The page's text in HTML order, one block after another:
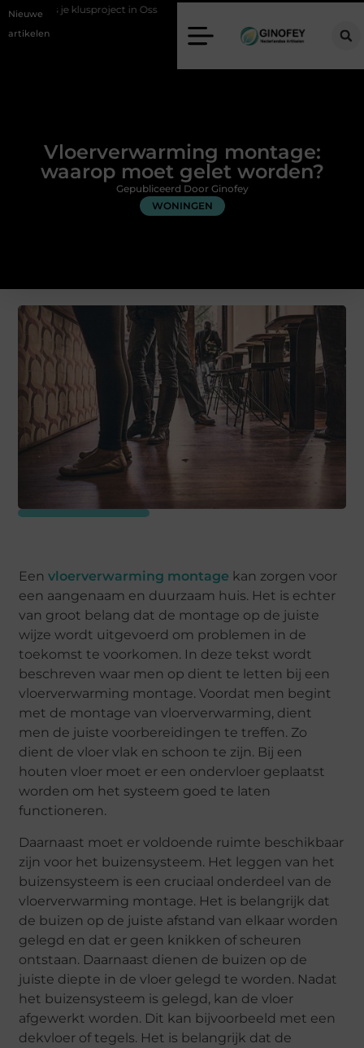
Nieuwe
artikelen
je klusproject in Oss Ruimte winnen in de slaapkamer met een
Vloerverwarming montage:
waarop moet gelet worden?
WONINGEN
Gepubliceerd Door Ginofey
Eenvloerverwarming montage kan zorgen voor
een aangenaam en duurzaam huis. Het is echter
van groot belang dat de montage op de juiste
wijze wordt uitgevoerd om problemen in de
toekomst te voorkomen. In deze tekst wordt
beschreven waar men op dient te letten bij een
vloerverwarming montage. Voordat men begint
met de montage van vloerverwarming, dient
men de juiste voorbereidingen te treffen. Zo
dient de vloer vlak en schoon te zijn. Bij een
houten vloer moet er een ondervloer geplaatst
worden om het systeem goed te laten
functioneren.
Daarnaast moet er voldoende ruimte beschikbaar
zijn voor het buizensysteem. Het leggen van het
buizensysteem is een cruciaal onderdeel van de
vloerverwarming montage. Het is belangrijk dat
de buizen op de juiste afstand van elkaar worden
gelegd en dat er geen knikken of scheuren
ontstaan. Daarnaast dienen de buizen op de
juiste diepte in de vloer gelegd te worden. Nadat
het buizensysteem is gelegd, kan de vloer
afgewerkt worden. Dit kan bijvoorbeeld met een
dekvloer of tegels. Het is belangrijk dat de